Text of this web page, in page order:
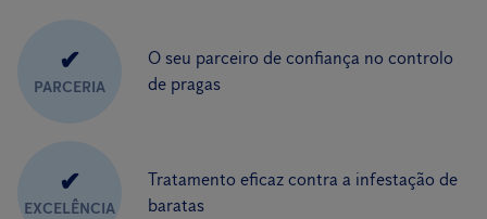
✔
PARCERIA
O seu parceiro de confiança no controlo
de pragas
✔
EXCELÊNCIA
Tratamento eficaz contra a infestação de
baratas